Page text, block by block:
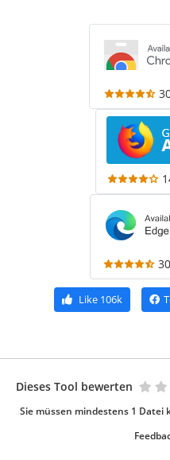
Like 106k
Dieses Tool bewerten
Sie müssen mindestens 1